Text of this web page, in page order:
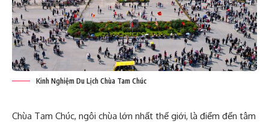
Kinh Nghiệm Du Lịch Chùa Tam Chúc
Chùa Tam Chúc, ngôi chùa lớn nhất thế giới, là điểm đến tâm